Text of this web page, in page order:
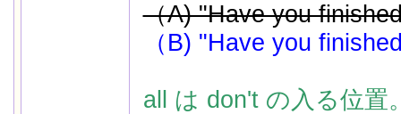
（A) "Have you
（B) "Have you
all は don't の入る位置